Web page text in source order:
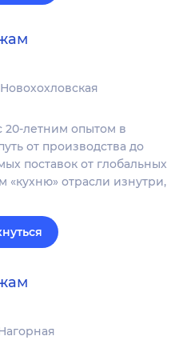
Новохохловская
летним опытом в
от производства до
поставок от глобальных
отрасли изнутри,